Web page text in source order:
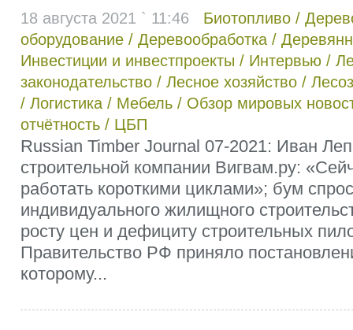
18 августа 2021 ` 11:46 Биотопливо /
оборудование / Деревообработка /
Инвестиции и инвестпроекты / Интервью /
законодательство / Лесное хозяйство /
/ Логистика / Мебель / Обзор мировых
отчётность / ЦБП
Russian Timber Journal 07-2021: Иван
строительной компании Вигвам.ру:
работать короткими циклами»; бум
индивидуального жилищного
росту цен и дефициту строительных
Правительство РФ приняло
которому...